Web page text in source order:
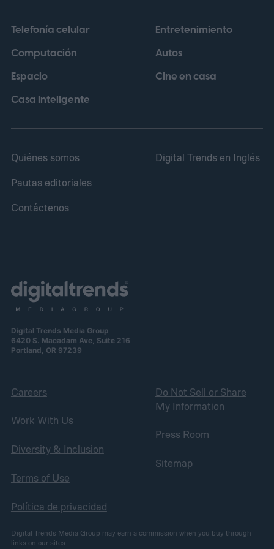
perspectiva, una película puede no cumplir
sus objetivos en taquilla y, aun así,
contribuir a otras áreas del conglomerado.
Telefonía celular
Computación
Espacio
Casa inteligente
Entretenimiento
Autos
Cine en casa
Quiénes somos
Pautas editoriales
Contáctenos
Digital Trends en Inglés
Digital Trends Media Group
6420 S. Macadam Ave, Suite 216
Portland, OR 97239
Careers
Work With Us
Diversity & Inclusion
Terms of Use
Política de privacidad
Do Not Sell or Share
My Information
Press Room
Sitemap
Digital Trends Media Group may earn a commission when you buy through
links on our sites.